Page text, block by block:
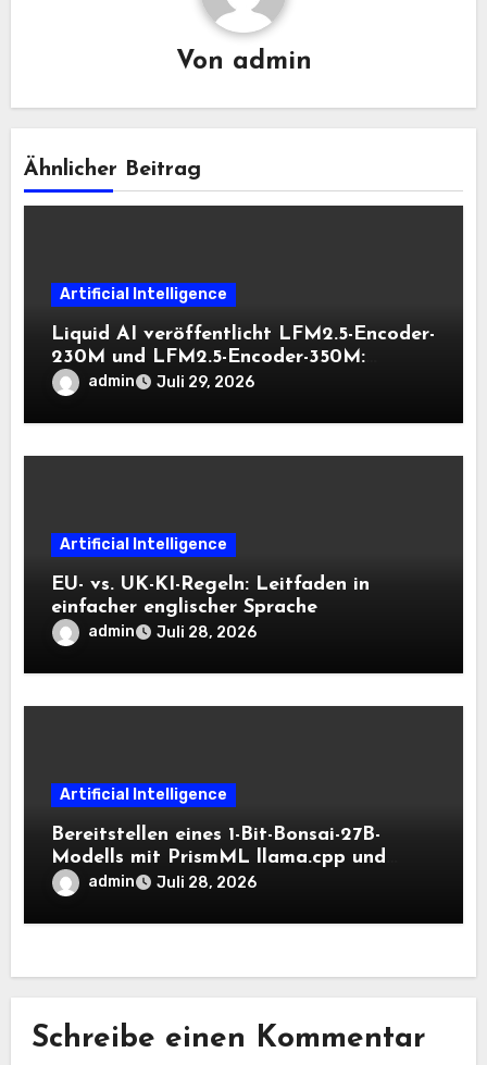
Von admin
Ähnlicher Beitrag
Artificial Intelligence
Liquid AI veröffentlicht LFM2.5-Encoder-
230M und LFM2.5-Encoder-350M:
Bidirektionale Encoder, die bei 8K-
Kontext auf der CPU schnell bleiben
admin Juli 29, 2026
Artificial Intelligence
EU- vs. UK-KI-Regeln: Leitfaden in
einfacher englischer Sprache
admin Juli 28, 2026
Artificial Intelligence
Bereitstellen eines 1-Bit-Bonsai-27B-
Modells mit PrismML llama.cpp und
OpenAI-kompatiblen lokalen Inferenz-
Workflows
admin Juli 28, 2026
Schreibe einen Kommentar